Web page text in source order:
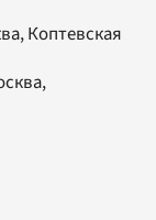
Коптевская
,